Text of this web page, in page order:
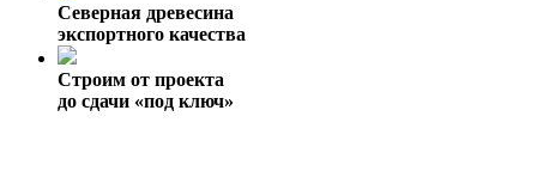
Северная древесина
экспортного качества
Строим от проекта
до сдачи «под ключ»